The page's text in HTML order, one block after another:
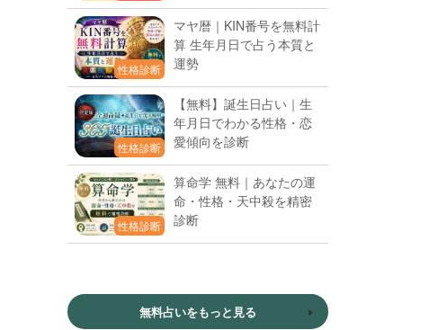
性格診断
マヤ暦｜KIN番号を無料計
算 生年月日で占う本質と
運勢
性格診断
【無料】誕生日占い｜生
年月日でわかる性格・恋
愛傾向を診断
性格診断
算命学 無料｜あなたの運
命・性格・天中殺を精密
診断
無料占いをもっと見る